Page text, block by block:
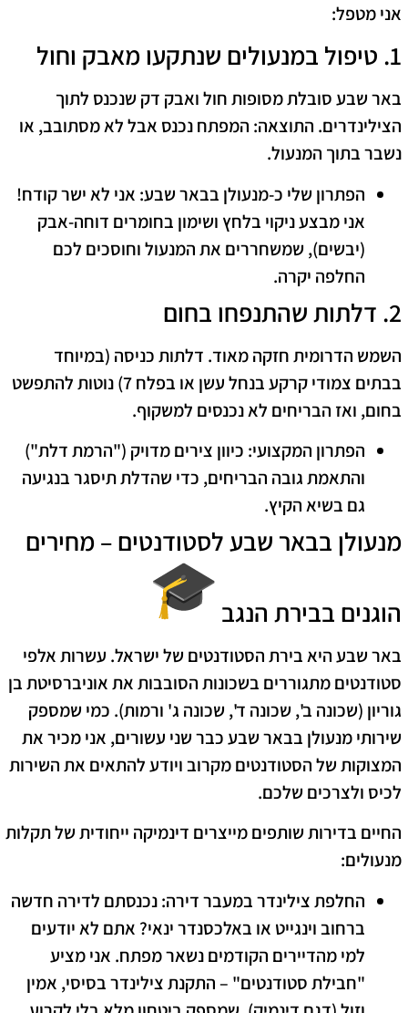
אני מטפל:
​1. טיפול במנעולים שנתקעו מאבק וחול
​באר שבע סובלת מסופות חול ואבק דק שנכנס לתוך
הצילינדרים. התוצאה: המפתח נכנס אבל לא מסתובב, או
נשבר בתוך המנעול.
הפתרון שלי כ-מנעולן בבאר שבע: אני לא ישר קודח!
אני מבצע ניקוי בלחץ ושימון בחומרים דוחה-אבק
(יבשים), שמשחררים את המנעול וחוסכים לכם
החלפה יקרה.
​2. דלתות שהתנפחו בחום
​השמש הדרומית חזקה מאוד. דלתות כניסה (במיוחד
בבתים צמודי קרקע בנחל עשן או בפלח 7) נוטות להתפשט
בחום, ואז הבריחים לא נכנסים למשקוף.
הפתרון המקצועי: כיוון צירים מדויק ("הרמת דלת")
והתאמת גובה הבריחים, כדי שהדלת תיסגר בנגיעה
גם בשיא הקיץ.
מנעולן בבאר שבע לסטודנטים – מחירים
הוגנים בבירת הנגב
​באר שבע היא בירת הסטודנטים של ישראל. עשרות אלפי
סטודנטים מתגוררים בשכונות הסובבות את אוניברסיטת בן
גוריון (שכונה ב', שכונה ד', שכונה ג' ורמות). כמי שמספק
שירותימנעולן בבאר שבעכבר שני עשורים, אני מכיר את
המצוקות של הסטודנטים מקרוב ויודע להתאים את השירות
לכיס ולצרכים שלכם.
​החיים בדירות שותפים מייצרים דינמיקה ייחודית של תקלות
מנעולים:
החלפת צילינדר במעבר דירה:נכנסתם לדירה חדשה
ברחוב וינגייט או באלכסנדר ינאי? אתם לא יודעים
למי מהדיירים הקודמים נשאר מפתח. אני מציע
"חבילת סטודנטים" – התקנת צילינדר בסיסי, אמין